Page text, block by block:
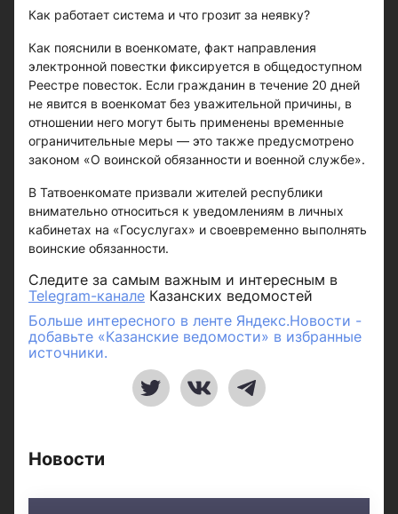
Как работает система и что грозит за неявку?
Как пояснили в военкомате, факт направления
электронной повестки фиксируется в общедоступном
Реестре повесток. Если гражданин в течение 20 дней
не явится в военкомат без уважительной причины, в
отношении него могут быть применены временные
ограничительные меры — это также предусмотрено
законом «О воинской обязанности и военной службе».
В Татвоенкомате призвали жителей республики
внимательно относиться к уведомлениям в личных
кабинетах на «Госуслугах» и своевременно выполнять
воинские обязанности.
Следите за самым важным и интересным в
Telegram-канале Казанских ведомостей
Больше интересного в ленте Яндекс.Новости -
добавьте «Казанские ведомости» в избранные
источники.
Новости